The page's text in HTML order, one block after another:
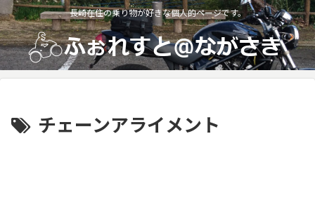
長崎在住の乗り物が好きな個人的ページです。
チェーンアライメント